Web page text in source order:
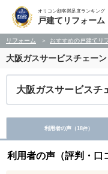
オリコン顧客満足度ランキング
戸建てリフォーム
リフォーム おすすめの戸建てリ
大阪ガスサービスチェーン
大阪ガスサービスチ
利用者の声（18件）
利用者の声（評判・口